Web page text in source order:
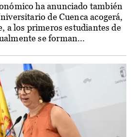
ha anunciado también
de Cuenca acogerá,
a los primeros estudiantes de
se forman...